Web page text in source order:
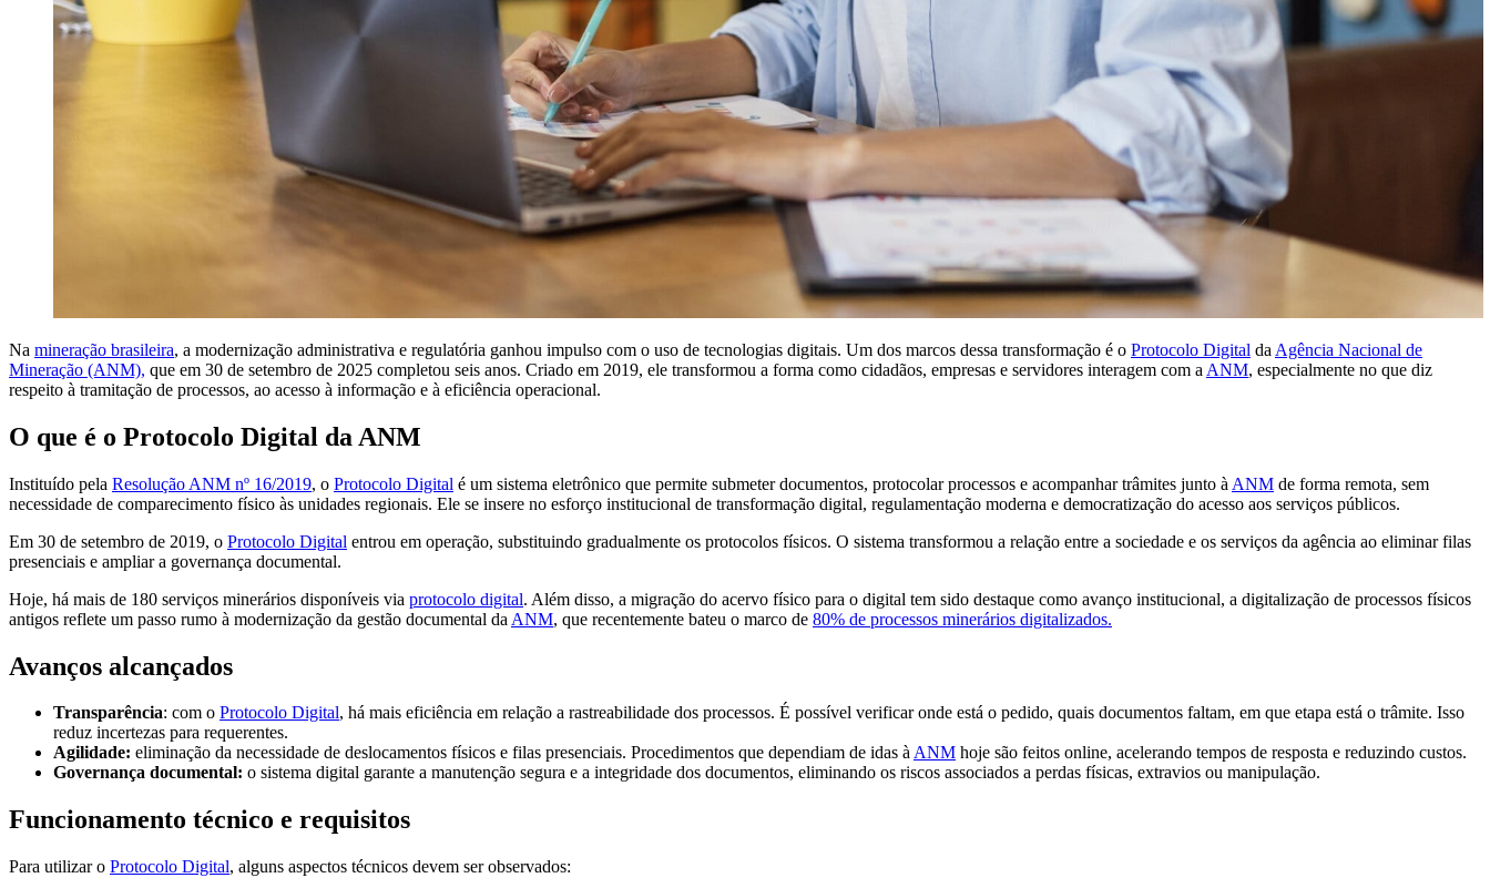
Na mineração brasileira, a modernização administrativa e regulatória ganhou impulso com o uso de tecnologias digitais. Um dos marcos dessa transformação é o Protocolo Digital da Agência Nacional de
Mineração (ANM), que em 30 de setembro de 2025 completou seis anos. Criado em 2019, ele transformou a forma como cidadãos, empresas e servidores interagem com a ANM, especialmente no que diz
respeito à tramitação de processos, ao acesso à informação e à eficiência operacional.
O que é o Protocolo Digital da ANM
Instituído pela Resolução ANM nº 16/2019, o Protocolo Digital é um sistema eletrônico que permite submeter documentos, protocolar processos e acompanhar trâmites junto à ANM de forma remota, sem
necessidade de comparecimento físico às unidades regionais. Ele se insere no esforço institucional de transformação digital, regulamentação moderna e democratização do acesso aos serviços públicos.
Em 30 de setembro de 2019, o Protocolo Digital entrou em operação, substituindo gradualmente os protocolos físicos. O sistema transformou a relação entre a sociedade e os serviços da agência ao eliminar filas
presenciais e ampliar a governança documental.
Hoje, há mais de 180 serviços minerários disponíveis via protocolo digital. Além disso, a migração do acervo físico para o digital tem sido destaque como avanço institucional, a digitalização de processos físicos
antigos reflete um passo rumo à modernização da gestão documental da ANM, que recentemente bateu o marco de 80% de processos minerários digitalizados.
Avanços alcançados
Transparência: com o Protocolo Digital, há mais eficiência em relação a rastreabilidade dos processos. É possível verificar onde está o pedido, quais documentos faltam, em que etapa está o trâmite. Isso
reduz incertezas para requerentes.
Agilidade: eliminação da necessidade de deslocamentos físicos e filas presenciais. Procedimentos que dependiam de idas àANM hoje são feitos online, acelerando tempos de resposta e reduzindo custos.
Governança documental: o sistema digital garante a manutenção segura e a integridade dos documentos, eliminando os riscos associados a perdas físicas, extravios ou manipulação.
Funcionamento técnico e requisitos
Para utilizar o Protocolo Digital, alguns aspectos técnicos devem ser observados: